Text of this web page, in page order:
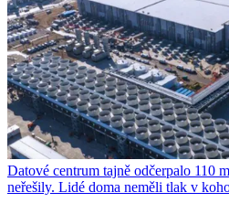
Datové centrum tajně odčerpalo 110
neřešily. Lidé doma neměli tlak v